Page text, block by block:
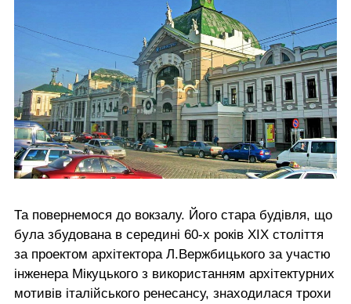
Та повернемося до вокзалу. Його стара будівля, що
була збудована в середині 60-х років ХІХ століття
за проектом архітектора Л.Вержбицького за участю
інженера Мікуцького з використанням архітектурних
мотивів італійського ренесансу, знаходилася трохи